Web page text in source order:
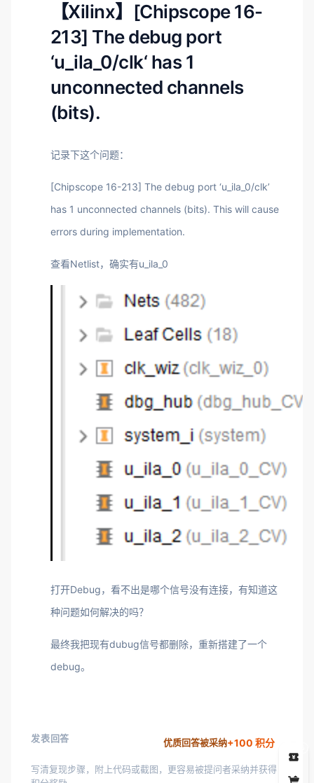
【Xilinx】[Chipscope 16-
213] The debug port
‘u_ila_0/clk‘ has 1
unconnected channels
(bits).
记录下这个问题：
[Chipscope 16-213] The debug port ‘u_ila_0/clk’
has 1 unconnected channels (bits). This will cause
errors during implementation.
查看Netlist，确实有u_ila_0
打开Debug，看不出是哪个信号没有连接，有知道这
种问题如何解决的吗？
最终我把现有dubug信号都删除，重新搭建了一个
debug。
发表回答 优质回答被采纳+100 积分
写清复现步骤，附上代码或截图，更容易被提问者采纳并获得